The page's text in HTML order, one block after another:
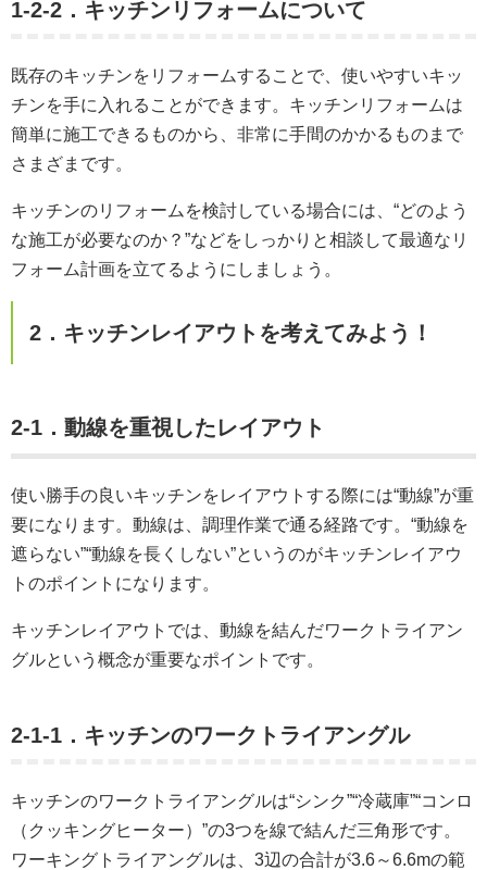
1-2-2．キッチンリフォームについて
既存のキッチンをリフォームすることで、使いやすいキッ
チンを手に入れることができます。キッチンリフォームは
簡単に施工できるものから、非常に手間のかかるものまで
さまざまです。
キッチンのリフォームを検討している場合には、“どのよう
な施工が必要なのか？”などをしっかりと相談して最適なリ
フォーム計画を立てるようにしましょう。
2．キッチンレイアウトを考えてみよう！
2-1．動線を重視したレイアウト
使い勝手の良いキッチンをレイアウトする際には“動線”が重
要になります。動線は、調理作業で通る経路です。“動線を
遮らない”“動線を長くしない”というのがキッチンレイアウ
トのポイントになります。
キッチンレイアウトでは、動線を結んだワークトライアン
グルという概念が重要なポイントです。
2-1-1．キッチンのワークトライアングル
キッチンのワークトライアングルは“シンク”“冷蔵庫”“コンロ
（クッキングヒーター）”の3つを線で結んだ三角形です。
ワーキングトライアングルは、3辺の合計が3.6～6.6mの範